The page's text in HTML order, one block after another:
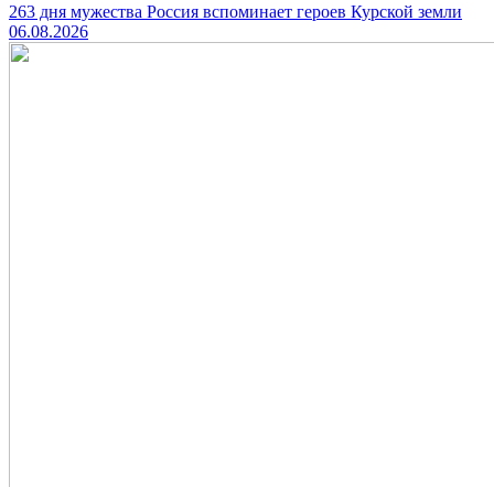
263 дня мужества Россия вспоминает героев Курской земли
06.08.2026